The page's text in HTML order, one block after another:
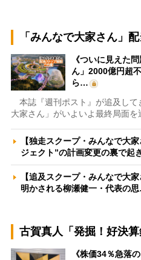
「みんなで大家さん」
《ついに見えた
ん」2000億円超
ら…
本誌『週刊ポスト』が追及して
大家さん」がいよいよ最終局面
【独走スクープ・みんなで大
ジェクト”の計画変更の裏で起
【追及スクープ・みんなで大
明かされる柳瀬健一・代表の
古賀真人「発掘！好決算
《株価34％急落